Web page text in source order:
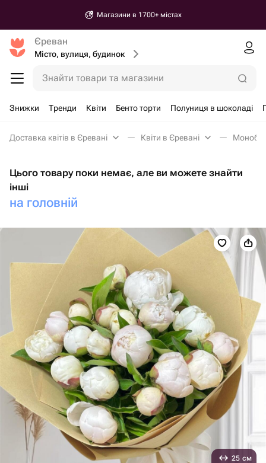
Магазини в 1700+ містах
Єреван
Місто, вулиця, будинок
Знайти товари та магазини
Знижки Тренди Квіти Бенто торти Полуниця в шоколаді
Доставка квітів в Єревані Квіти в Єревані
Цього товару поки немає, але ви можете знайти
інші
на головній
25 см